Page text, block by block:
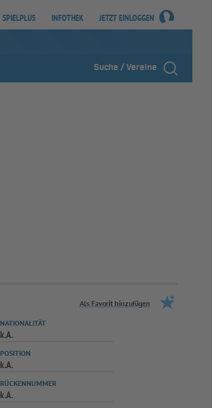
SPIELPLUS INFOTHEK JETZT EINLOGGEN
Suche / Vereine
Als Favorit hinzufügen
NATIONALITÄT
k.A.
POSITION
k.A.
RÜCKENNUMMER
k.A.